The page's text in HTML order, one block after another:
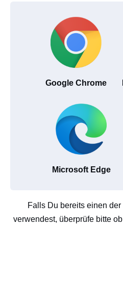
Google Chrome
Microsoft Edge
Falls Du bereits einen
verwendest, überprüfe bitte